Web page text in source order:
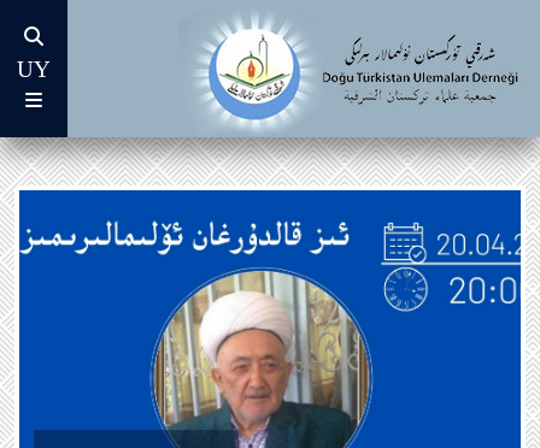
UYمىسال: ئىزدەش قىلىش ئۈچۈن فەتۋا، ماقالە ياكى خەبەرنىڭ تىمىگە كىرگۈزۈشكە
بولىدۇ.
بىز كىم؟
رەئىس
ئىدارە ھەيئەت ئەزالىرى
تەپتىش ھەيئىتى ئەزالىرى
تەتقىقات بۆلۈمى
ئۇيغۇرچە كىتاپلار
ئەرەپچە كىتاپلار